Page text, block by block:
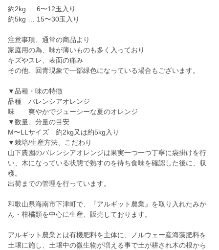
約2kg … 6〜12玉入り
約5kg … 15〜30玉入り
注意事項、通常の商品より
家庭用の為、味が薄いものも多く入っており
キズやスレ、表面の痛み
その他、回青現象で一部緑色になっている場合もございます。
▼品種・味の特徴
品種 バレンシアオレンジ
味 爽やかでジューシーな夏のオレンジ
▼数量、分量の目安
M〜LLサイズ 約2kg又は約5kg入り
▼栽培/生産方法、こだわり
山下農園のバレンシアオレンジは果実一つ一つ丁寧に袋掛けを行
い、木になっている状態で熟すのを待ち食味を確認した後に、収
穫。
出荷までの管理を行っています。
和歌山県海南市下津町で、『アルギット農業』を取り入れたみか
ん・柑橘類を中心に生産、販売しております。
アルギット農業とは有機肥料を主体に、ノルウェー産海藻肥料を
土壌に施し、土壌中の微生物が増える事で土が耕され木の根から